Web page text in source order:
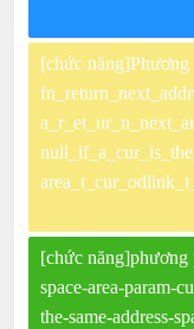
[chức năng]Phương
[chức năng]phương
space-area-param-
the-same-address-